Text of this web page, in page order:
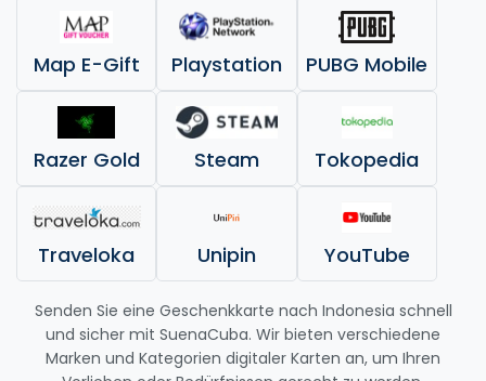
Map E-Gift Playstation PUBG Mobile
Razer Gold Steam Tokopedia
Traveloka Unipin YouTube
Senden Sie eine Geschenkkarte nach Indonesia schnell
und sicher mit SuenaCuba. Wir bieten verschiedene
Marken und Kategorien digitaler Karten an, um Ihren